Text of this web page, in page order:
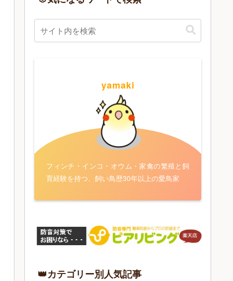
yamaki
フィンチ・インコ・オウム・家禽の繁殖と飼
育経験を持つ、飼い鳥歴30年以上の愛鳥家
👑カテゴリー別人気記事